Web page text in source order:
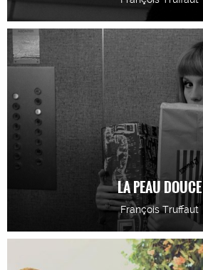
LA PEAU DOUCE
François Truffaut